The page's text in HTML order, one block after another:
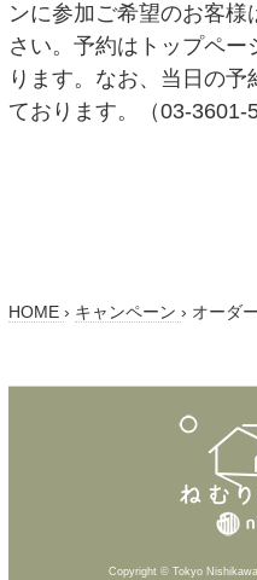
ンに参加ご希望のお客
さい。予約はトップペ
ります。なお、当日の
ております。（03-3601-
HOME › キャンペーン › オーダ
Copyright © Tokyo